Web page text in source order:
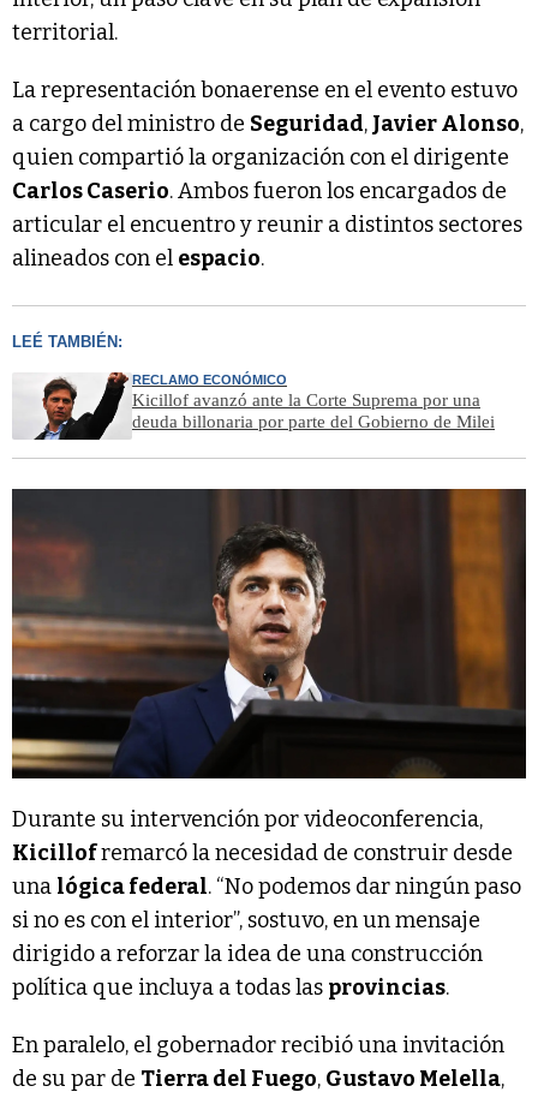
territorial.
La representación bonaerense en el evento estuvo
a cargo del ministro de Seguridad, Javier Alonso,
quien compartió la organización con el dirigente
Carlos Caserio. Ambos fueron los encargados de
articular el encuentro y reunir a distintos sectores
alineados con el espacio.
LEÉ TAMBIÉN:
RECLAMO ECONÓMICO
Kicillof avanzó ante la Corte Suprema por una
deuda billonaria por parte del Gobierno de Milei
Durante su intervención por videoconferencia,
Kicillofremarcó la necesidad de construir desde
una lógica federal. “No podemos dar ningún paso
si no es con el interior”, sostuvo, en un mensaje
dirigido a reforzar la idea de una construcción
política que incluya a todas las provincias.
En paralelo, el gobernador recibió una invitación
de su par de Tierra del Fuego, Gustavo Melella,